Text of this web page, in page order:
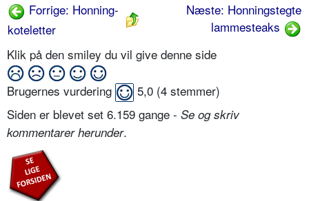
Forrige: Honning-
koteletter
Næste: Honningstegte
lammesteaks
Klik på den smiley du vil give denne side
Brugernes vurdering 5,0 (4 stemmer)
Siden er blevet set 6.159 gange - Se og skriv
kommentarer herunder.